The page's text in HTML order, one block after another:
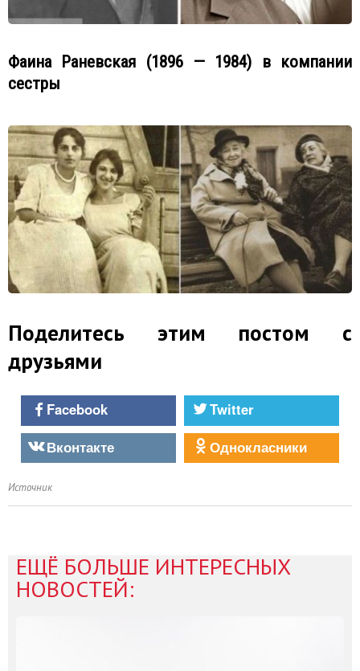
Фаина Раневская (1896 — 1984) в компании
сестры
Поделитесь этим постом с
друзьями
Facebook
Twitter
Вконтакте
Однокласники
Источник
ЕЩЁ БОЛЬШЕ ИНТЕРЕСНЫХ
НОВОСТЕЙ: